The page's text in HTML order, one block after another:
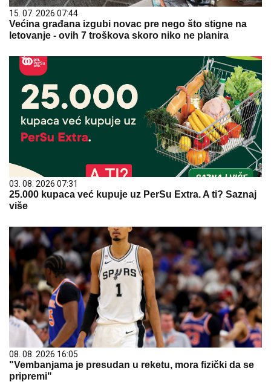
15. 07. 2026 07:44
Većina građana izgubi novac pre nego što stigne na
letovanje - ovih 7 troškova skoro niko ne planira
03. 08. 2026 07:31
25.000 kupaca već kupuje uz PerSu Extra. A ti? Saznaj
više
08. 08. 2026 16:05
"Vembanjama je presudan u reketu, mora fizički da se
pripremi"